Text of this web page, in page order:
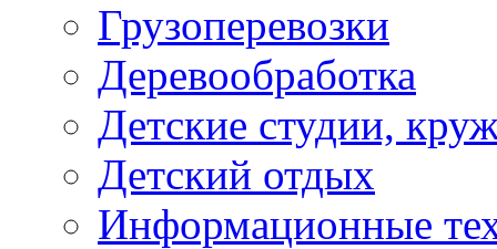
Грузоперевозки
Деревообработка
Детские студии,
Детский отдых
Информационные